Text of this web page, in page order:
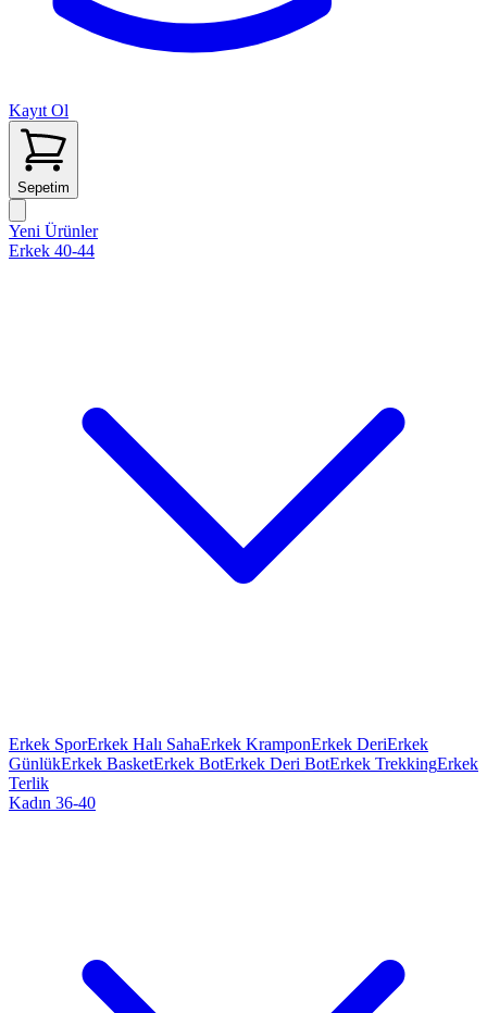
Kayıt Ol
Sepetim
Yeni Ürünler
Erkek 40-44
Erkek SporErkek Halı SahaErkek KramponErkek DeriErkek
GünlükErkek BasketErkek BotErkek Deri BotErkek TrekkingErkek
Terlik
Kadın 36-40